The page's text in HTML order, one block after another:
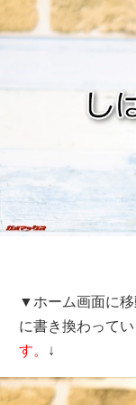
▼ホーム画面に移
に書き換わって
す。 ↓